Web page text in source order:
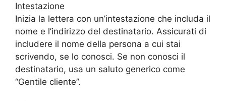
Intestazione
Inizia la lettera con un’intestazione che includa il
nome e l’indirizzo del destinatario. Assicurati di
includere il nome della persona a cui stai
scrivendo, se lo conosci. Se non conosci il
destinatario, usa un saluto generico come
“Gentile cliente”.